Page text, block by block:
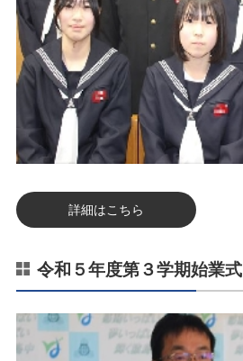
詳細はこちら
令和５年度第３学期始業式